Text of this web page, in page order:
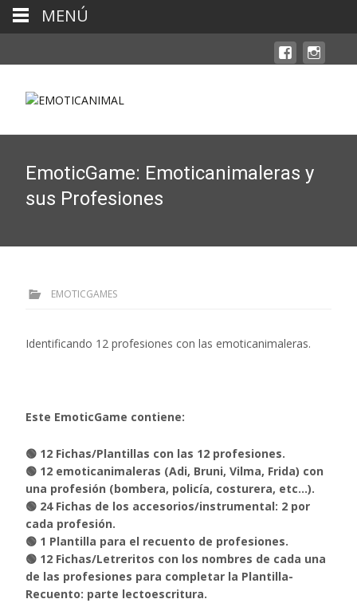
EmoticGame: Emoticanimaleras y
sus Profesiones
EMOTICGAMES
Identificando 12 profesiones con las emoticanimaleras.
Este EmoticGame contiene:
🟢 12 Fichas/Plantillas con las 12 profesiones.
🟢 12 emoticanimaleras (Adi, Bruni, Vilma, Frida) con
una profesión (bombera, policía, costurera, etc…).
🟢 24 Fichas de los accesorios/instrumental: 2 por
cada profesión.
🟢 1 Plantilla para el recuento de profesiones.
🟢 12 Fichas/Letreritos con los nombres de cada una
de las profesiones para completar la Plantilla-
Recuento: parte lectoescritura.
MENÚ